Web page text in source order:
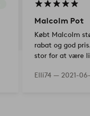
Malcolm Pot
Købt Malcolm
rabat og god
stor for at være
betydeligt
Elli74 — 2021-